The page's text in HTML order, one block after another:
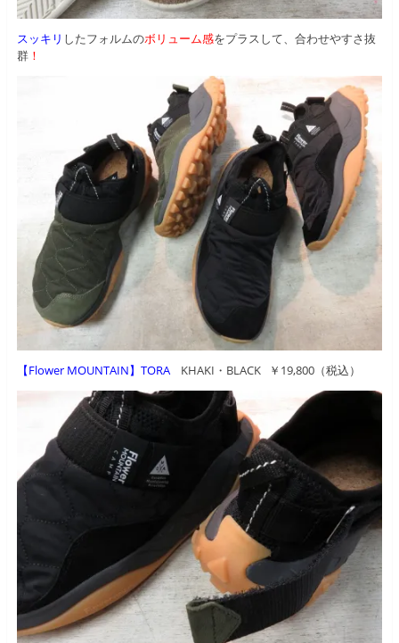
スッキリ したフォルムのボリューム感をプラスして、合わせやすさ抜
群！
【Flower MOUNTAIN】TORA KHAKI・BLACK ￥19,800（税込）